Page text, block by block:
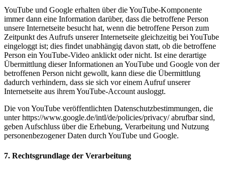
YouTube und Google erhalten über die YouTube-Komponente
immer dann eine Information darüber, dass die betroffene Person
unsere Internetseite besucht hat, wenn die betroffene Person zum
Zeitpunkt des Aufrufs unserer Internetseite gleichzeitig bei YouTube
eingeloggt ist; dies findet unabhängig davon statt, ob die betroffene
Person ein YouTube-Video anklickt oder nicht. Ist eine derartige
Übermittlung dieser Informationen an YouTube und Google von der
betroffenen Person nicht gewollt, kann diese die Übermittlung
dadurch verhindern, dass sie sich vor einem Aufruf unserer
Internetseite aus ihrem YouTube-Account ausloggt.
Die von YouTube veröffentlichten Datenschutzbestimmungen, die
unter https://www.google.de/intl/de/policies/privacy/ abrufbar sind,
geben Aufschluss über die Erhebung, Verarbeitung und Nutzung
personenbezogener Daten durch YouTube und Google.
7. Rechtsgrundlage der Verarbeitung